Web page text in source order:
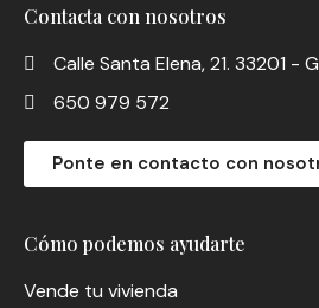
Cómo podemos ayudarte
Vende tu vivienda
Contacta con nosotros
Calle Santa Elena, 21. 33201 -
650 979 572
Ponte en contacto con